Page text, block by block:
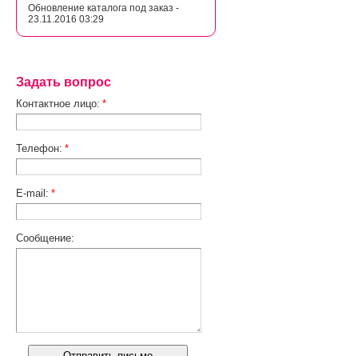
Обновление каталога под заказ -
23.11.2016 03:29
Задать вопрос
Контактное лицо: *
Телефон: *
E-mail: *
Сообщение: